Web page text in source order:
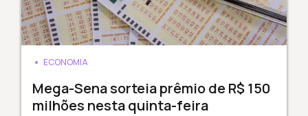
ECONOMIA
Mega-Sena sorteia prêmio de R$ 150
milhões nesta quinta-feira